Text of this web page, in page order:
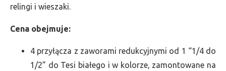
relingi i wieszaki.
Cena obejmuje:
4 przyłącza z zaworami redukcyjnymi od 1 “1/4 do
1/2” do Tesi białego i w kolorze, zamontowane na